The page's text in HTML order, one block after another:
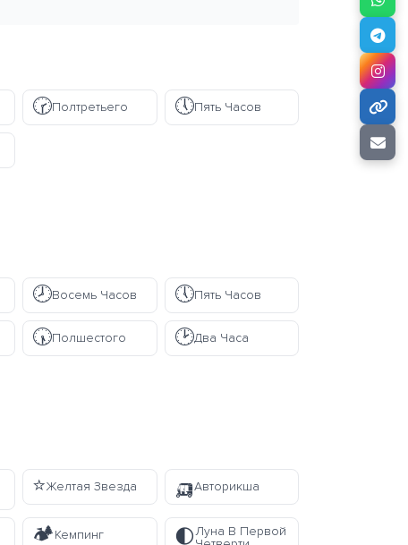
🕝Полтретьего 🕔Пять Часов
🕗Восемь Часов 🕔Пять Часов
🕠Полшестого 🕑Два Часа
⭐Желтая Звезда 🛺Авторикша
🏕️Кемпинг 🌓Луна В Первой